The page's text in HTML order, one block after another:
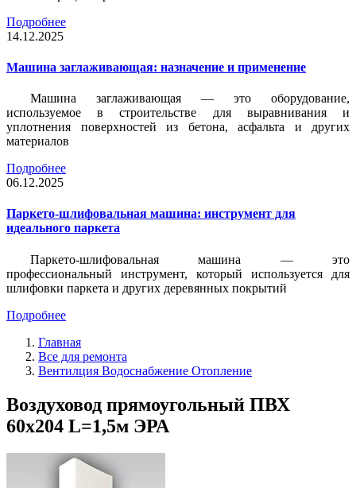
Подробнее
14.12.2025
Машина заглаживающая: назначение и применение
Машина заглаживающая — это оборудование,
используемое в строительстве для выравнивания и
уплотнения поверхностей из бетона, асфальта и других
материалов
Подробнее
06.12.2025
Паркето-шлифовальная машина: инструмент для
идеального паркета
Паркето-шлифовальная машина — это
профессиональный инструмент, который используется для
шлифовки паркета и других деревянных покрытий
Подробнее
Главная
Все для ремонта
Вентилция Водоснабжение Отопление
Воздуховод прямоугольный ПВХ
60х204 L=1,5м ЭРА